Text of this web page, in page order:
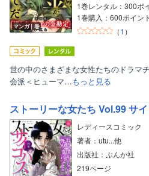
マンガ｜巻
1巻レンタル：300ポ
1巻購入：600ポイント
（1 ）
世の中のさまざまな女性たちのドラマ
会派＜ヒューマ…もっと見る
ストーリーな女たち Vol.99 サ
レディースコミック
著者：utu...他
出版社：ぶんか社
219ページ